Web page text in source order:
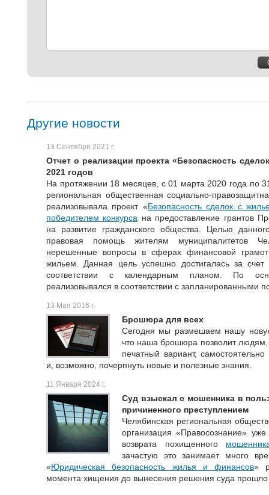
Другие новости
13 Сентября 2021 г.
Отчет о реализации проекта «Безопасность
2021 годов
На протяжении 18 месяцев, с 01 марта 2020 года по
региональная общественная социально-
реализовывала проект «Безопасность сделок с
победителем конкурса на предоставление грантов
на развитие гражданского общества. Целью
правовая помощь жителям муниципалитетов
нерешенные вопросы в сферах финансовой
жильем. Данная цель успешно достигалась за
соответствии с календарным планом. По
реализовывался в соответствии с запланированными
13 Мая 2016 г.
Брошюра для всех
Сегодня мы размешаем нашу
что наша брошюра позволит
печатный вариант,
и, возможно, почерпнуть новые и полезные знания.
11 Января 2024 г.
Суд взыскал с мошенника в
причиненного преступлением
Челябинская региональная
организация «Правосознание»
возврата похищенного
зачастую это занимает много
«Юридическая безопасность жилья и финансов»
момента хищения до вынесения решения суда прошло